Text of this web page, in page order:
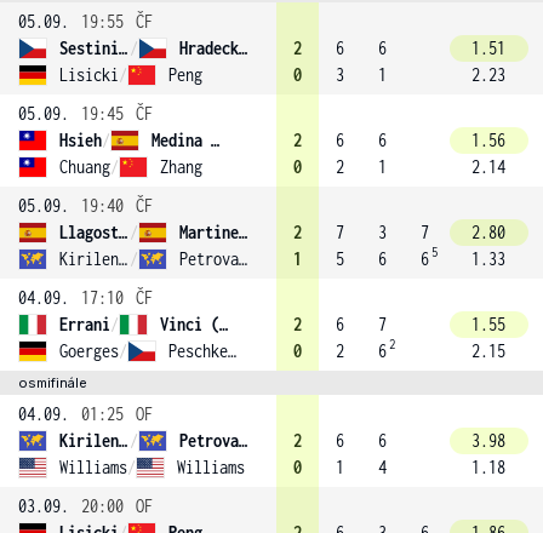
05.09. 19:55 ČF
Sestini Hlaváčková /
Hradecká (3)
Lisicki / Peng
2
0
6
3
6
1
1.51
2.23
05.09.
19:45 ČF
Hsieh/
Medina Garrigues (16)
Chuang/ Zhang
2
0
6
2
6
1
1.56
2.14
05.09.
19:40 ČF
Llagostera Vives /
Martinez Sanchez (8)
Kirilenko / Petrova (4)
2
1
7
5
3
6
7
6 5
2.80
1.33
04.09.
17:10 ČF
Errani/
Vinci (2)
Goerges/ Peschke (11)
2
0
6
2
7
62
1.55
2.15
osmifinále
04.09. 01:25 OF
Kirilenko /
Petrova (4)
Williams/ Williams
2
0
6
1
6
4
3.98
1.18
03.09.
20:00 OF